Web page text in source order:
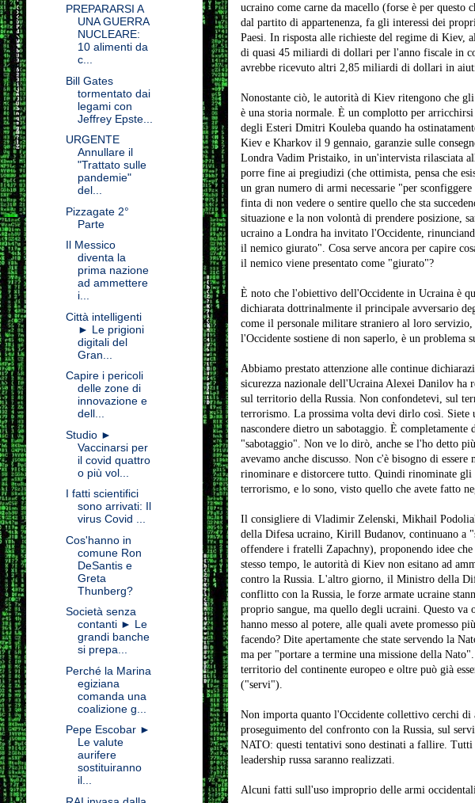
ucraino come carne da macello (forse è per questo
dal partito di appartenenza, fa gli interessi dei
Paesi. In risposta alle richieste del regime di Kiev,
di quasi 45 miliardi di dollari per l'anno fiscale in
avrebbe ricevuto altri 2,85 miliardi di dollari in
Nonostante ciò, le autorità di Kiev ritengono che
è una storia normale. È un complotto per
degli Esteri Dmitri Kouleba quando ha
Kiev e Kharkov il 9 gennaio, garanzie sulle
Londra Vadim Pristaiko, in un'intervista rilasciata
porre fine ai pregiudizi (che ottimista, pensa che
un gran numero di armi necessarie "per
finta di non vedere o sentire quello che sta
situazione e la non volontà di prendere posizione,
ucraino a Londra ha invitato l'Occidente,
il nemico giurato". Cosa serve ancora per capire
il nemico viene presentato come "giurato"?
È noto che l'obiettivo dell'Occidente in Ucraina è
dichiarata dottrinalmente il principale avversario
come il personale militare straniero al loro
l'Occidente sostiene di non saperlo, è un problema
Abbiamo prestato attenzione alle continue
sicurezza nazionale dell'Ucraina Alexei Danilov ha
sul territorio della Russia. Non confondetevi, sul
terrorismo. La prossima volta devi dirlo così. Siete
nascondere dietro un sabotaggio. È
"sabotaggio". Non ve lo dirò, anche se l'ho detto
avevamo anche discusso. Non c'è bisogno di
rinominare e distorcere tutto. Quindi rinominate
terrorismo, e lo sono, visto quello che avete fatto
Il consigliere di Vladimir Zelenski, Mikhail
della Difesa ucraino, Kirill Budanov, continuano a
offendere i fratelli Zapachny), proponendo idee
stesso tempo, le autorità di Kiev non esitano ad
contro la Russia. L'altro giorno, il Ministro della
conflitto con la Russia, le forze armate ucraine
proprio sangue, ma quello degli ucraini. Questo va
hanno messo al potere, alle quali avete promesso
facendo? Dite apertamente che state servendo la
ma per "portare a termine una missione della
territorio del continente europeo e oltre può già
("servi").
Non importa quanto l'Occidente collettivo cerchi di
proseguimento del confronto con la Russia, sul
NATO: questi tentativi sono destinati a fallire.
leadership russa saranno realizzati.
Alcuni fatti sull'uso improprio delle armi
PREPARARSI A
UNA GUERRA
NUCLEARE:
10 alimenti da
c...
Bill Gates
tormentato dai
legami con
Jeffrey Epste...
URGENTE
Annullare il
"Trattato sulle
pandemie"
del...
Pizzagate 2°
Parte
Il Messico
diventa la
prima nazione
ad ammettere
i...
Città intelligenti
► Le prigioni
digitali del
Gran...
Capire i pericoli
delle zone di
innovazione e
dell...
Studio ►
Vaccinarsi per
il covid quattro
o più vol...
I fatti scientifici
sono arrivati: Il
virus Covid ...
Cos'hanno in
comune Ron
DeSantis e
Greta
Thunberg?
Società senza
contanti ► Le
grandi banche
si prepa...
Perché la Marina
egiziana
comanda una
coalizione g...
Pepe Escobar ►
Le valute
aurifere
sostituiranno
il...